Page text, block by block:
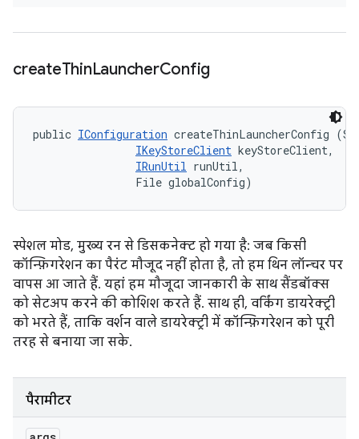
createThinLauncherConfig
public IConfiguration createThinLauncherConfig
IKeyStoreClient keyStoreClient,
IRunUtil runUtil,
                File globalConfig)
स्पेशल मोड, मुख्य रन से डिसकनेक्ट हो गया है: जब किसी
कॉन्फ़िगरेशन का पैरंट मौजूद नहीं होता है, तो हम थिन लॉन्चर पर
वापस आ जाते हैं. यहां हम मौजूदा जानकारी के साथ सैंडबॉक्स
को सेटअप करने की कोशिश करते हैं. साथ ही, वर्किंग डायरेक्ट्री
को भरते हैं, ताकि वर्शन वाले डायरेक्ट्री में कॉन्फ़िगरेशन को पूरी
तरह से बनाया जा सके.
पैरामीटर